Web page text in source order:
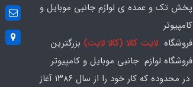
پخش تک و عمده ی لوازم جانبی موبایل و
کامپیوتر
فروشگاه لایت کالا (کالا لایت) بزرگترین
فروشگاه لوازم جانبی موبایل و کامپیوتر
در محدوده که کار خود را از سال ۱۳۸۶ آغاز